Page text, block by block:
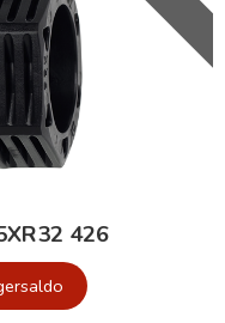
426